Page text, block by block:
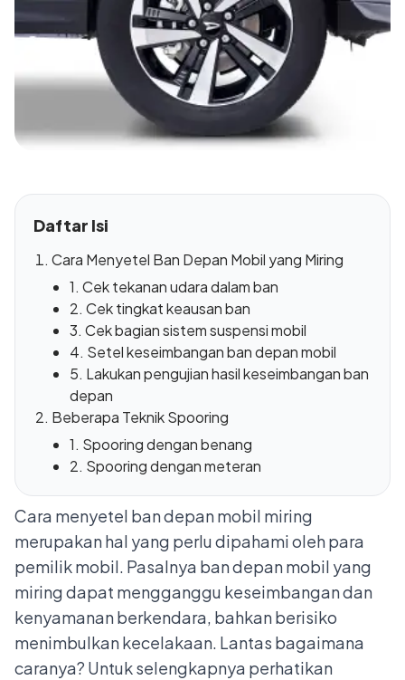
Daftar Isi
Cara Menyetel Ban Depan Mobil yang Miring
1. Cek tekanan udara dalam ban
2. Cek tingkat keausan ban
3. Cek bagian sistem suspensi mobil
4. Setel keseimbangan ban depan mobil
5. Lakukan pengujian hasil keseimbangan ban
depan
Beberapa Teknik Spooring
1. Spooring dengan benang
2. Spooring dengan meteran
Cara menyetel ban depan mobil miring
merupakan hal yang perlu dipahami oleh para
pemilik mobil. Pasalnya ban depan mobil yang
miring dapat mengganggu keseimbangan dan
kenyamanan berkendara, bahkan berisiko
menimbulkan kecelakaan. Lantas bagaimana
caranya? Untuk selengkapnya perhatikan